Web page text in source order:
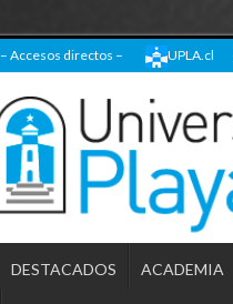
– Accesos directos – UPLA.cl
DESTACADOS ACADEMIA